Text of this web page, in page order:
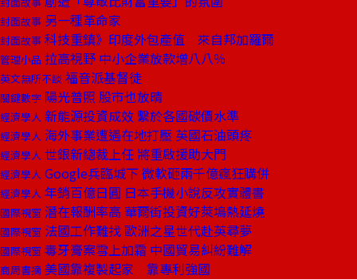
封面故事 另一種革命家
封面故事 科技重鎮》印度外包產值 來自邦加羅爾
管理小品 拉高視野 中小企業放款增八八％
英文無所不談 福音派基督徒
關鍵數字 陽光普照 股市也放晴
經濟學人 新能源投資成效 繫於各國碳價水準
經濟學人 海外事業遭遇在地打壓 英國石油頭疼
經濟學人 世銀新總裁上任 將重啟援助大門
經濟學人 Google兵臨城下 微軟砸兩千億瘋狂購併
經濟學人 年銷百億日圓 日本手機小說反攻實體書
國際視窗 潛在報酬率高 華爾街投資好萊塢熱延燒
國際視窗 法國工作難找 歐洲之星世代赴英尋夢
國際視窗 毒牙膏案雪上加霜 中國貿易糾紛難解
商周書摘 美國靠複製起家 靠專利強國